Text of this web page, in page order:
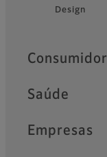
Design
Quick Links
Consumidor
Saúde
Empresas